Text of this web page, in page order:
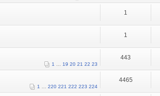
1
1
1 19 20 21 22 23
443
1 220 221 222 223 224
4465